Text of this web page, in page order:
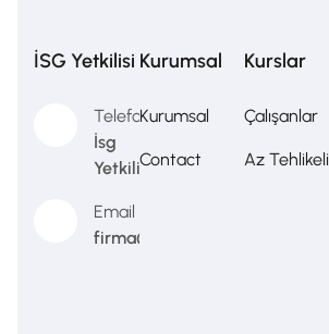
İSG Yetkilisi
Telefon
İsg
Yetkilisi
Email
firma@firma.com
Kurumsal
Kurumsal
Contact
Kurslar
Çalışanlar
Az Tehlikeli